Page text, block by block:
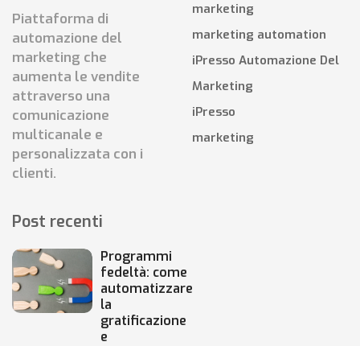
Piattaforma di
automazione del
marketing che
aumenta le vendite
attraverso una
comunicazione
multicanale e
personalizzata con i
clienti.
marketing
marketing automation
iPresso Automazione Del
Marketing
iPresso
marketing
Post recenti
Programmi
fedeltà: come
automatizzare
la
gratificazione
e